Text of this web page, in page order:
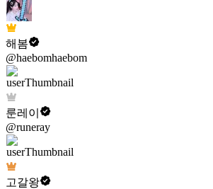
해봄
@haebomhaebom
룬레이
@runeray
고갈왕